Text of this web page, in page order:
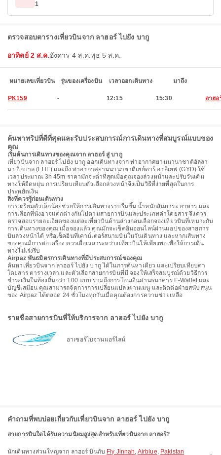
1
ตรวจสอบตารางเที่ยวบินจาก ลาฮอร์ ไปยัง บากู
อาทิตย์ 2 ส.ค.อังคาร 4 ส.ค.พุธ 5 ส.ค.
หมายเลขเที่ยวบิน รุ่นของเครื่องบิน เวลาออกเดินทาง มาถึง
PK159 - 12:15 15:30 ลาฮอ
ค้นหาทริปที่ดีที่สุดและรับประสบการณ์การเดินทางที่สมบูรณ์แบบของ
คุณ
เริ่มต้นการเดินทางของคุณจาก ลาฮอร์ สู่ บากู
เที่ยวบินจาก ลาฮอร์ ไปยัง บากู ออกเดินทางจาก ท่าอากาศยานนานาชาติอัลลา
มา อิกบาล (LHE) และถึง ท่าอากาศยานนานาชาติเฮย์ดาร์ อาลีเยฟ (GYD) ใช้
เวลาประมาณ 3h 45m ราคามักจะต่ำที่สุดเมื่อคุณจองล่วงหน้าและปรับวันเดิน
ทางให้ยืดหยุ่น การเปรียบเทียบตัวเลือกล่วงหน้าจึงเป็นวิธีที่ง่ายที่สุดในการ
ประหยัดเงิน
สิ่งที่ควรรู้ก่อนเดินทาง
การเตรียมตัวเล็กน้อยช่วยให้การเดินทางราบรื่นขึ้น น้ำหนักสัมภาระ อาหาร และ
การเลือกที่นั่งอาจแตกต่างกันไปตามสายการบินและประเภทค่าโดยสาร จึงควร
ตรวจสอบรายละเอียดของแต่ละเที่ยวบินด้านล่างก่อนเลือกจองเที่ยวบินที่เหมาะกับ
การเดินทางของคุณ เมื่อจองแล้ว คุณมักจะเช็คอินออนไลน์ผ่านแอปของสายการ
บินล่วงหน้าได้ หรือเช็คอินที่เคาน์เตอร์สนามบินในวันเดินทาง และหากเส้นทาง
ของคุณมีการต่อเครื่อง ควรเผื่อเวลาระหว่างเที่ยวบินให้เพียงพอเพื่อให้การเดิน
ทางไม่เร่งรีบ
Airpaz พันธมิตรการเดินทางที่มีประสบการณ์ของคุณ
ค้นหาเที่ยวบินจาก ลาฮอร์ ไปยัง บากู ได้ในการค้นหาเดียว และเปรียบเทียบค่า
โดยสาร ตารางเวลา และตัวเลือกสายการบินที่มี จองให้เสร็จสมบูรณ์ด้วยวิธีการ
ชำระเงินในท้องถิ่นกว่า 100 แบบ รวมถึงการโอนเงินผ่านธนาคาร E-Wallet และ
บัญชีเสมือน คุณสามารถจัดการการเปลี่ยนแปลงผ่านเมนู และติดต่อฝ่ายสนับสนุน
ของ Airpaz ได้ตลอด 24 ชั่วโมงทุกวันเมื่อคุณต้องการความช่วยเหลือ
รายชื่อสายการบินที่ให้บริการจาก ลาฮอร์ ไปยัง บากู
อาเซอร์ไบจานแอร์ไลน์
คำถามที่พบบ่อยเกี่ยวกับเที่ยวบินจาก ลาฮอร์ ไปยัง บากู
สายการบินใดได้รับความนิยมสูงสุดสำหรับเที่ยวบินจาก ลาฮอร์?
นักเดินทางส่วนใหญ่จาก ลาฮอร์ บินกับ Fly Jinnah, Airblue, Pakistan